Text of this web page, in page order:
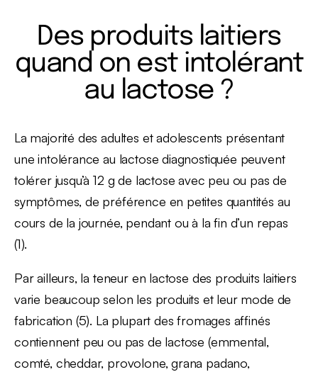
Des produits laitiers
quand on est intolérant
au lactose ?
La majorité des adultes et adolescents présentant
une intolérance au lactose diagnostiquée peuvent
tolérer jusqu’à 12 g de lactose avec peu ou pas de
symptômes, de préférence en petites quantités au
cours de la journée, pendant ou à la fin d’un repas
(1).
Par ailleurs, la teneur en lactose des produits laitiers
varie beaucoup selon les produits et leur mode de
fabrication (5). La plupart des fromages affinés
contiennent peu ou pas de lactose (emmental,
comté, cheddar, provolone, grana padano,